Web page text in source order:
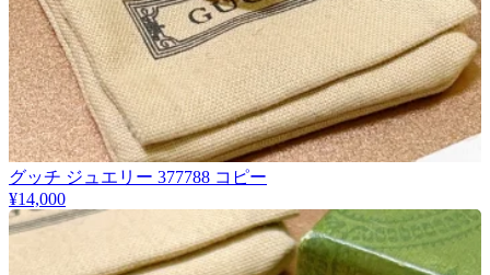
グッチ ジュエリー 377788 コピー
¥14,000